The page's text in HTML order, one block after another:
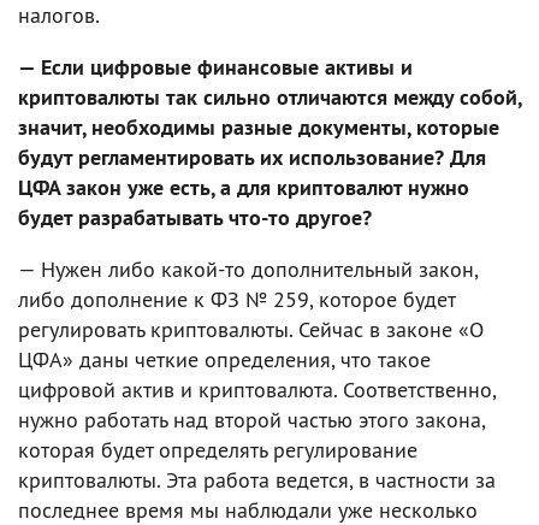
налогов.
— Если цифровые финансовые активы и
криптовалюты так сильно отличаются между собой,
значит, необходимы разные документы, которые
будут регламентировать их использование? Для
ЦФА закон уже есть, а для криптовалют нужно
будет разрабатывать что-то другое?
— Нужен либо какой-то дополнительный закон,
либо дополнение к ФЗ № 259, которое будет
регулировать криптовалюты. Сейчас в законе «О
ЦФА» даны четкие определения, что такое
цифровой актив и криптовалюта. Соответственно,
нужно работать над второй частью этого закона,
которая будет определять регулирование
криптовалюты. Эта работа ведется, в частности за
последнее время мы наблюдали уже несколько